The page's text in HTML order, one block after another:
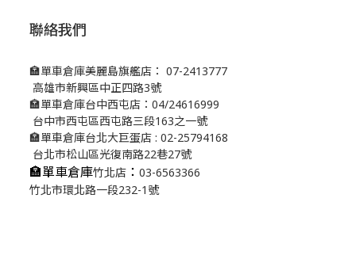
聯絡我們
🏣單車倉庫美麗島旗艦店： 07-2413777
高雄市新興區中正四路3號
🏣單車倉庫台中西屯店：04/24616999
台中市西屯區西屯路三段163之一號
🏣單車倉庫台北大巨蛋店 : 02-25794168
台北市松山區光復南路22巷27號
🏣單車倉庫竹北店 ： 03-6563366
竹北市環北路一段232-1號